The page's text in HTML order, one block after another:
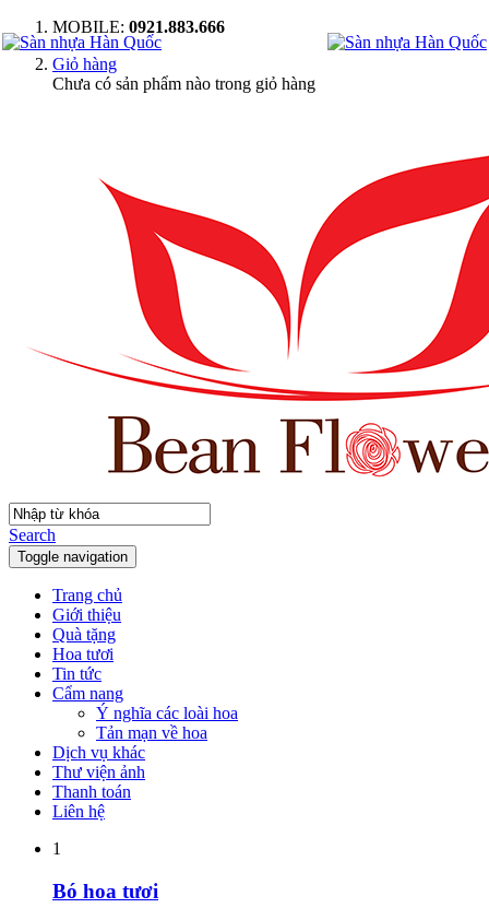
MOBILE: 0921.883.666
Giỏ hàng
Chưa có sản phẩm nào trong giỏ hàng
Search
Toggle navigation
Trang chủ
Giới thiệu
Quà tặng
Hoa tươi
Tin tức
Cẩm nang
Ý nghĩa các loài hoa
Tản mạn về hoa
Dịch vụ khác
Thư viện ảnh
Thanh toán
Liên hệ
1
Bó hoa tươi